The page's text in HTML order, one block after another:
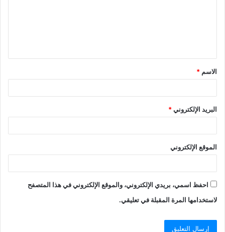
ق
*
الاسم *
البريد الإلكتروني*
الموقع الإلكتروني
احفظ اسمي، بريدي الإلكتروني، والموقع الإلكتروني في هذا المتصفح
لاستخدامها المرة المقبلة في تعليقي.